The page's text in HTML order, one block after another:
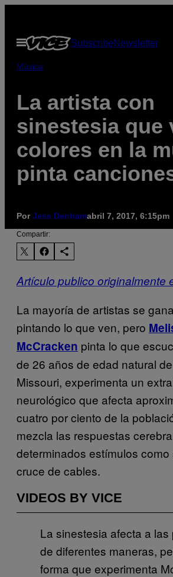
contenido
Abrir
Menú
SubscribeNewsletter
Música
La artista con
sinestesia que
colores en la
pinta
PorJess Denhamabril 7, 2017, 6:15pm
Compartir:
Artículo publico originalmente
La mayoría de artistas se
pintando lo que ven, pero
McCracken pinta lo que
de 26 años de edad natural
Missouri, experimenta un
neurológico que afecta
cuatro por ciento de la
mezcla las respuestas
determinados estímulos como
cruce de cables.
VIDEOS BY VICE
La sinestesia afecta a las
de diferentes maneras,
forma que experimenta